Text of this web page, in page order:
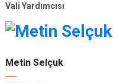
Vali Yardımcısı
Metin Selçuk